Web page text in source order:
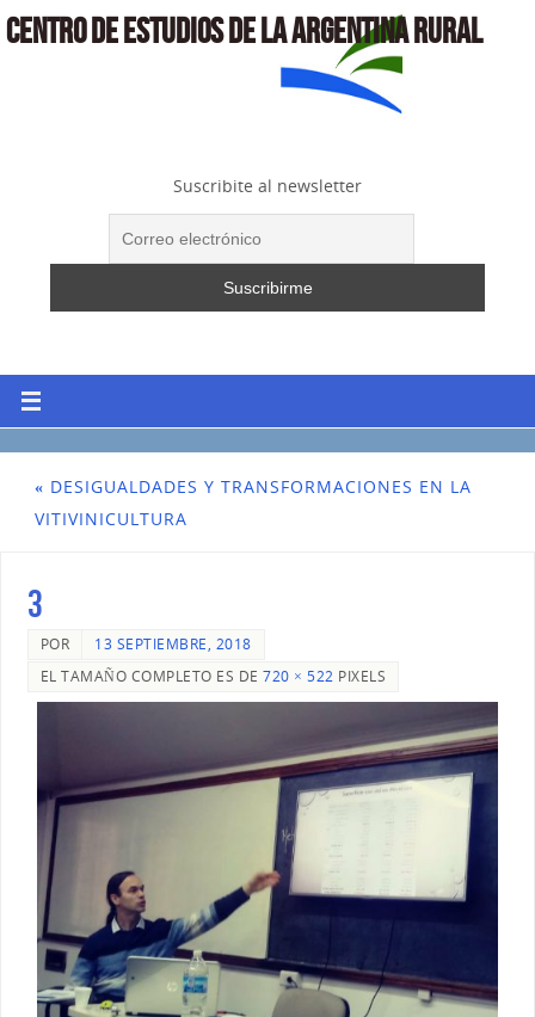
CENTRO DE ESTUDIOS DE LA ARGENTINA RURAL
Suscribite al newsletter
« DESIGUALDADES Y TRANSFORMACIONES EN LA
VITIVINICULTURA
3
POR
13 SEPTIEMBRE, 2018
EL TAMAÑO COMPLETO ES DE720 × 522 PIXELS